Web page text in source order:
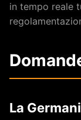
in tempo reale
La